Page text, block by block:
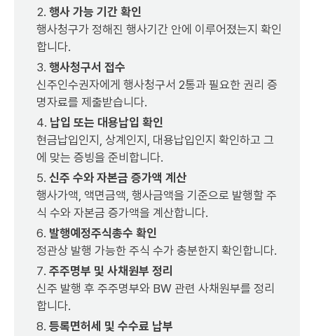
행사 가능 기간 확인
행사청구가 정해진 행사기간 안에 이루어졌는지 확인
합니다.
행사청구서 접수
신주인수권자에게 행사청구서 2통과 필요한 권리 증
명자료를 제출받습니다.
납입 또는 대용납입 확인
현금납입인지, 상계인지, 대용납입인지 확인하고 그
에 맞는 증빙을 준비합니다.
신주 수와 자본금 증가액 계산
행사가액, 액면금액, 행사금액을 기준으로 발행할 주
식 수와 자본금 증가액을 계산합니다.
발행예정주식총수 확인
정관상 발행 가능한 주식 수가 충분한지 확인합니다.
주주명부 및 사채원부 정리
신주 발행 후 주주명부와 BW 관련 사채원부를 정리
합니다.
등록면허세 및 수수료 납부